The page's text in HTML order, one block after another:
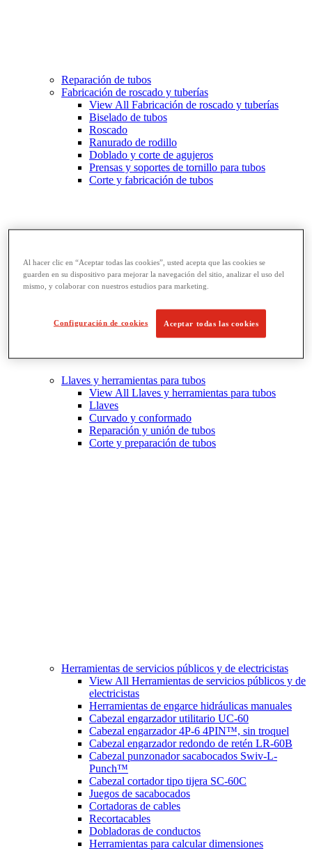
Reparación de tubos
Fabricación de roscado y tuberías
View All Fabricación de roscado y tuberías
Biselado de tubos
Roscado
Ranurado de rodillo
Doblado y corte de agujeros
Prensas y soportes de tornillo para tubos
Corte y fabricación de tubos
Llaves y herramientas para tubos
View All Llaves y herramientas para tubos
Llaves
Curvado y conformado
Reparación y unión de tubos
Corte y preparación de tubos
Herramientas de servicios públicos y de electricistas
View All Herramientas de servicios públicos y de
electricistas
Herramientas de engarce hidráulicas manuales
Cabezal engarzador utilitario UC-60
Cabezal engarzador 4P-6 4PIN™, sin troquel
Cabezal engarzador redondo de retén LR-60B
Cabezal punzonador sacabocados Swiv-L-
Punch™
Cabezal cortador tipo tijera SC-60C
Juegos de sacabocados
Cortadoras de cables
Recortacables
Dobladoras de conductos
Herramientas para calcular dimensiones
Al hacer clic en “Aceptar todas las cookies”, usted acepta que las cookies se
guarden en su dispositivo para mejorar la navegación del sitio, analizar el uso del
mismo, y colaborar con nuestros estudios para marketing.
Configuración de cookies Aceptar todas las cookies